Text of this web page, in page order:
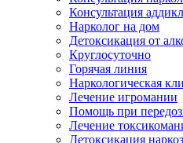
Консультация
Нарколог на дом
Детоксикация от
Круглосуточно
Горячая линия
Наркологическая
Лечение игромании
Помощь при
Лечение
Детоксикация